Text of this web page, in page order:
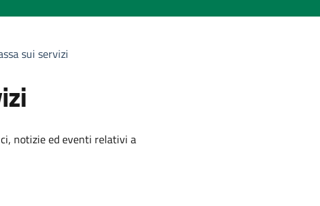
sui servizi
notizie ed eventi relativi a